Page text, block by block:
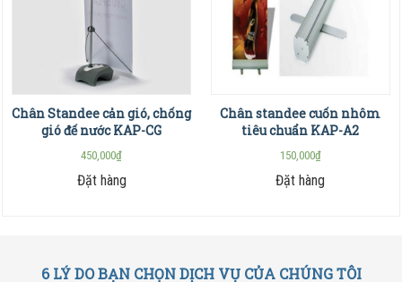
Chân Standee cản gió, chống
gió đế nước KAP-CG
450,000₫
Đặt hàng
Chân standee cuốn nhôm
tiêu chuẩn KAP-A2
150,000₫
Đặt hàng
6 LÝ DO BẠN CHỌN DỊCH VỤ CỦA CHÚNG TÔI